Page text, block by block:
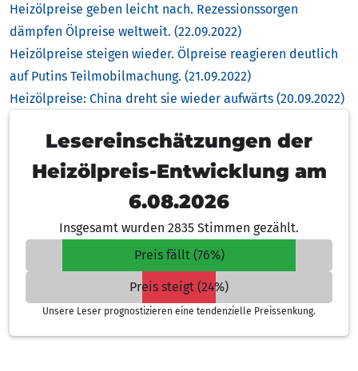
Heizölpreise geben leicht nach. Rezessionssorgen
dämpfen Ölpreise weltweit. (22.09.2022)
Heizölpreise steigen wieder. Ölpreise reagieren deutlich
auf Putins Teilmobilmachung. (21.09.2022)
Heizölpreise: China dreht sie wieder aufwärts (20.09.2022)
Lesereinschätzungen der
Heizölpreis-Entwicklung am
6.08.2026
Insgesamt wurden 2835 Stimmen gezählt.
Preis fällt (76%)
Preis steigt (24%)
Unsere Leser prognostizieren eine tendenzielle Preissenkung.